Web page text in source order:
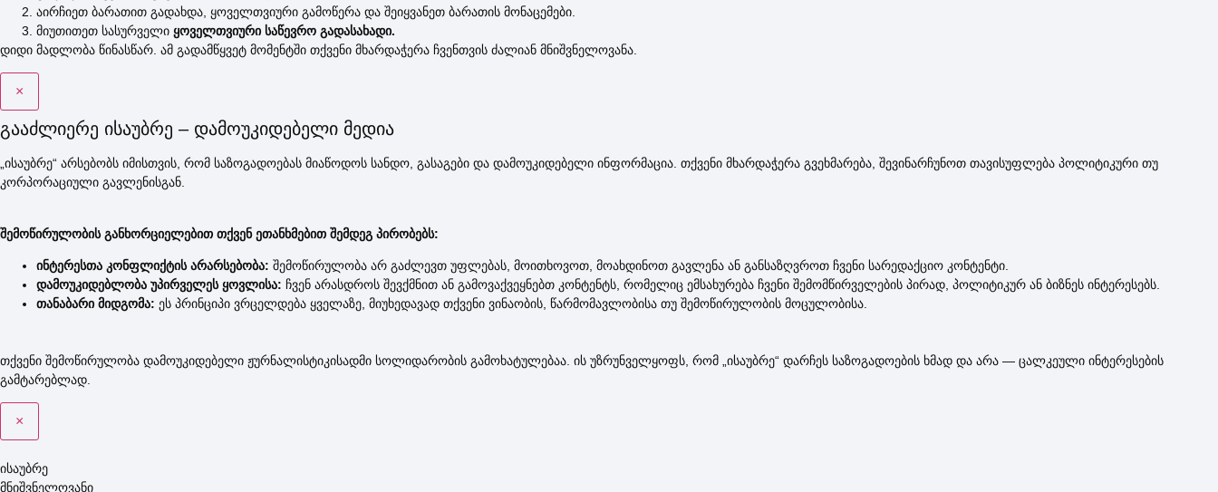
აირჩიეთ ბარათით გადახდა, ყოველთვიური გამოწერა და შეიყვანეთ ბარათის მონაცემები.
მიუთითეთ სასურველი ყოველთვიური საწევრო გადასახადი.
დიდი მადლობა წინასწარ. ამ გადამწყვეტ მომენტში თქვენი მხარდაჭერა ჩვენთვის ძალიან მნიშვნელოვანა.
×
გააძლიერე ისაუბრე – დამოუკიდებელი მედია​
„ისაუბრე“ არსებობს იმისთვის, რომ საზოგადოებას მიაწოდოს სანდო, გასაგები და დამოუკიდებელი ინფორმაცია. თქვენი მხარდაჭერა გვეხმარება, შევინარჩუნოთ თავისუფლება პოლიტიკური თუ
კორპორაციული გავლენისგან.
შემოწირულობის განხორციელებით თქვენ ეთანხმებით შემდეგ პირობებს:
ინტერესთა კონფლიქტის არარსებობა: შემოწირულობა არ გაძლევთ უფლებას, მოითხოვოთ, მოახდინოთ გავლენა ან განსაზღვროთ ჩვენი სარედაქციო კონტენტი.
დამოუკიდებლობა უპირველეს ყოვლისა: ჩვენ არასდროს შევქმნით ან გამოვაქვეყნებთ კონტენტს, რომელიც ემსახურება ჩვენი შემომწირველების პირად, პოლიტიკურ ან ბიზნეს ინტერესებს.
თანაბარი მიდგომა: ეს პრინციპი ვრცელდება ყველაზე, მიუხედავად თქვენი ვინაობის, წარმომავლობისა თუ შემოწირულობის მოცულობისა.
თქვენი შემოწირულობა დამოუკიდებელი ჟურნალისტიკისადმი სოლიდარობის გამოხატულებაა. ის უზრუნველყოფს, რომ „ისაუბრე“ დარჩეს საზოგადოების ხმად და არა — ცალკეული ინტერესების
გამტარებლად.
×
ისაუბრე
მნიშვნელოვანი